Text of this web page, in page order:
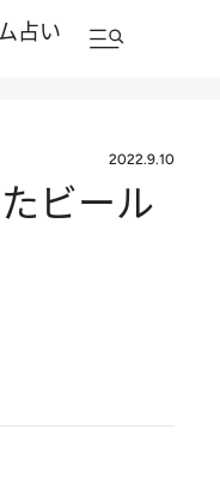
占い
2022.9.10
ビール